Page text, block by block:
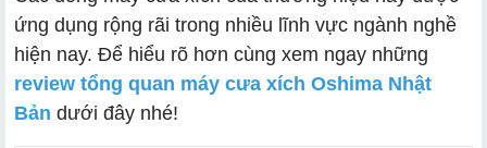
ứng dụng rộng rãi trong nhiều lĩnh vực ngành nghề
hiện nay. Để hiểu rõ hơn cùng xem ngay những
review tổng quan máy cưa xích Oshima Nhật
Bản dưới đây nhé!